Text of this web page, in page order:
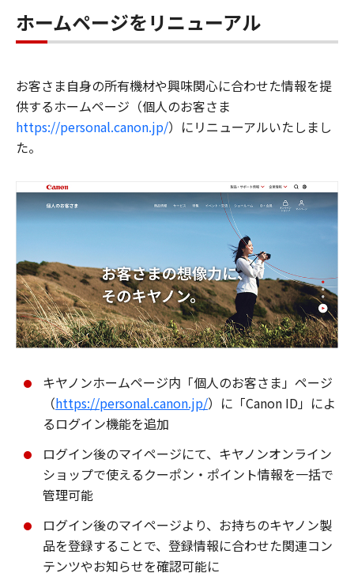
ホームページをリニューアル
お客さま自身の所有機材や興味関心に合わせた情報を提
供するホームページ（個人のお客さま
https://personal.canon.jp/）にリニューアルいたしまし
た。
キヤノンホームページ内「個人のお客さま」ページ
（https://personal.canon.jp/）に「Canon ID」によ
るログイン機能を追加
ログイン後のマイページにて、キヤノンオンライン
ショップで使えるクーポン・ポイント情報を一括で
管理可能
ログイン後のマイページより、お持ちのキヤノン製
品を登録することで、登録情報に合わせた関連コン
テンツやお知らせを確認可能に